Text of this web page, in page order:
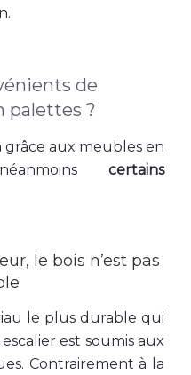
de
palettes ?
grâce aux meubles en
certains
le bois n’est pas
le plus durable qui
est soumis aux
Contrairement à la